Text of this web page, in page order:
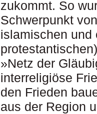
zukommt. So
Schwerpunkt
islamischen und
»Netz der
interreligiöse
den Frieden
aus der Region